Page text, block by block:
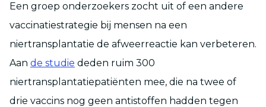
Een groep onderzoekers zocht uit of een andere
vaccinatiestrategie bij mensen na een
niertransplantatie de afweerreactie kan verbeteren.
Aan de studie deden ruim 300
niertransplantatiepatiënten mee, die na twee of
drie vaccins nog geen antistoffen hadden tegen